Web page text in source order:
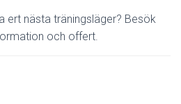
ert nästa träningsläger? Besök
och offert.